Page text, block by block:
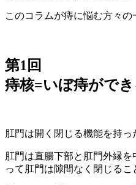
このコラムが痔に悩む方々の
第1回
痔核=いぼ痔がで
肛門は開く閉じる機能を持
肛門は直腸下部と肛門外縁
って肛門は隙間なく閉じるこ